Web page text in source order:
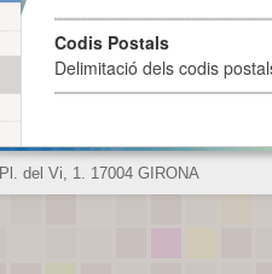
Codis Postals
Delimitació dels codis
Pl. del Vi, 1. 17004 GIRONA